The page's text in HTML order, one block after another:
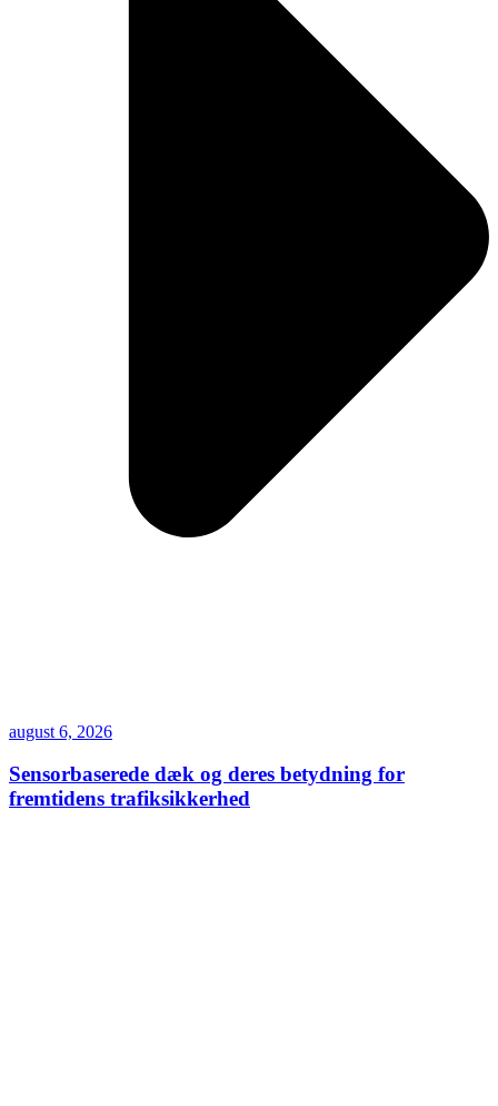
august 6, 2026
Sensorbaserede dæk og deres betydning for
fremtidens trafiksikkerhed